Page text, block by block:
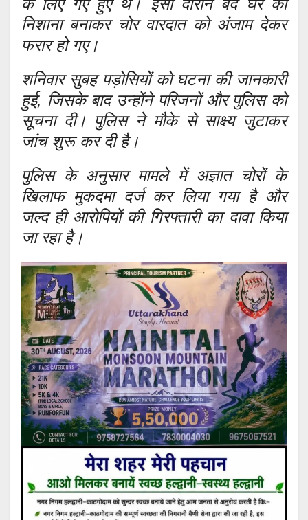
के लिए गए हुए थे। इसी दौरान बंद घर को
निशाना बनाकर चोर वारदात को अंजाम देकर
फरार हो गए।
शनिवार सुबह पड़ोसियों को घटना की जानकारी
हुई, जिसके बाद उन्होंने परिजनों और पुलिस को
सूचना दी। पुलिस ने मौके से साक्ष्य जुटाकर
जांच शुरू कर दी है।
पुलिस के अनुसार मामले में अज्ञात चोरों के
खिलाफ मुकदमा दर्ज कर लिया गया है और
जल्द ही आरोपियों की गिरफ्तारी का दावा किया
जा रहा है।